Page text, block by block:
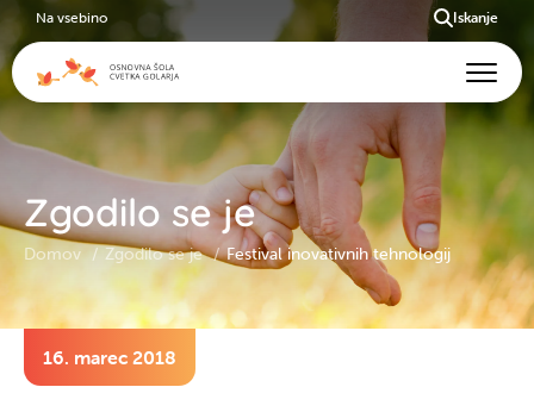
Zgodilo se je
Domov Zgodilo se je Festival inovativnih tehnologij
16. marec 2018
Na vsebino Iskanje